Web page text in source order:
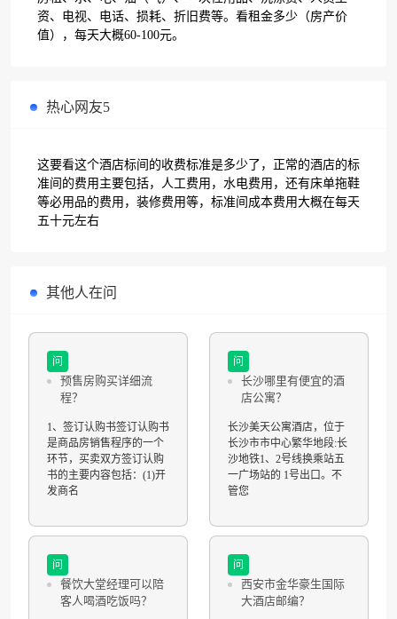
资、电视、电话、损耗、折旧费等。看租金多少（房产价
值），每天大概60-100元。
热心网友5
这要看这个酒店标间的收费标准是多少了，正常的酒店的标
准间的费用主要包括，人工费用，水电费用，还有床单拖鞋
等必用品的费用，装修费用等，标准间成本费用大概在每天
五十元左右
其他人在问
问
预售房购买详细流
程？
1、签订认购书签订认购书
是商品房销售程序的一个
环节，买卖双方签订认购
书的主要内容包括：(1)开
发商名
问
长沙哪里有便宜的酒
店公寓？
长沙美天公寓酒店，位于
长沙市市中心繁华地段:长
沙地铁1、2号线换乘站五
一广场站的 1号出口。不
管您
问
餐饮大堂经理可以陪
客人喝酒吃饭吗？
问
西安市金华豪生国际
大酒店邮编？